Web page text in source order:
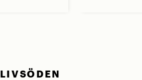
LIVSÖDEN